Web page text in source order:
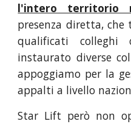
l'intero territorio
presenza diretta,
qualificati
instaurato diverse
appoggiamo per la
appalti a livello
Star Lift però non